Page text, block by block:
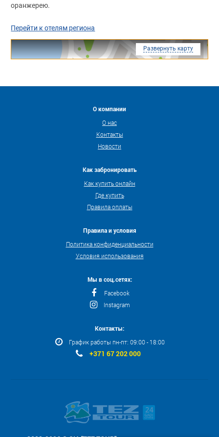
оранжерею.
Перейти к отелям региона
Развернуть карту
О компании
О нас
Контакты
Новости
Как забронировать
Как купить онлайн
Где купить
Правила оплаты
Правила и условия
Политика конфиденциальности
Условия использования
Мы в соц.сетях:
Facebook
Instagram
Контакты:
График работы пн-пт: 09:00 - 18:00
+371 67 202 000